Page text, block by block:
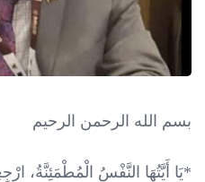
بسم الله الرحمن الرحيم
*يَا أَيَّتُهَا النَّفْسُ الْمُطْمَئِنَّةُ،